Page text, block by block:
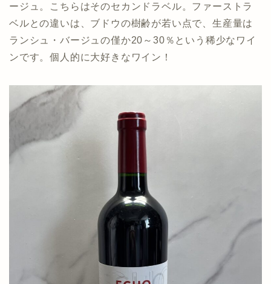
ージュ。こちらはそのセカンドラベル。ファーストラ
ベルとの違いは、ブドウの樹齢が若い点で、生産量は
ランシュ・バージュの僅か20～30％という稀少なワイ
ンです。個人的に大好きなワイン！